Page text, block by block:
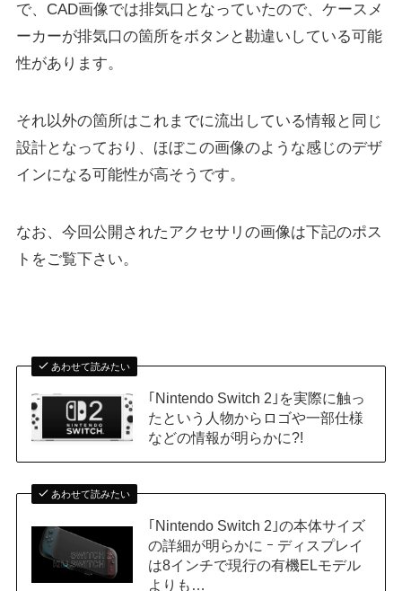
で、CAD画像では排気口となっていたので、ケースメ
ーカーが排気口の箇所をボタンと勘違いしている可能
性があります。
それ以外の箇所はこれまでに流出している情報と同じ
設計となっており、ほぼこの画像のような感じのデザ
インになる可能性が高そうです。
なお、今回公開されたアクセサリの画像は下記のポス
トをご覧下さい。
あわせて読みたい
｢Nintendo Switch 2｣を実際に触っ
たという人物からロゴや一部仕様
などの情報が明らかに?!
あわせて読みたい
｢Nintendo Switch 2｣の本体サイズ
の詳細が明らかに ｰ ディスプレイ
は8インチで現行の有機ELモデル
よりも…